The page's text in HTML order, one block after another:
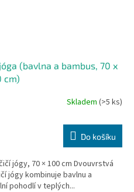
(bavlna a bambus, 70 x
cm)
Skladem (>5 ks)
Do košíku
jógy, 70 × 100 cm Dvouvrstvá
jógy kombinuje bavlnu a
pohodlí v teplých...